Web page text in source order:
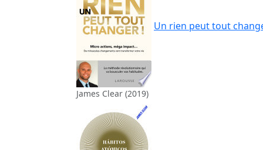
Un rien peut tout
James Clear (2019)